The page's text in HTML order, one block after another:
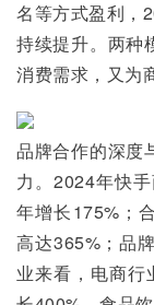
名等方式盈利，
持续提升。两种
消费需求，又为
品牌合作的深度
力。2024年快
年增长175%；
高达365%；品
业来看，电商行